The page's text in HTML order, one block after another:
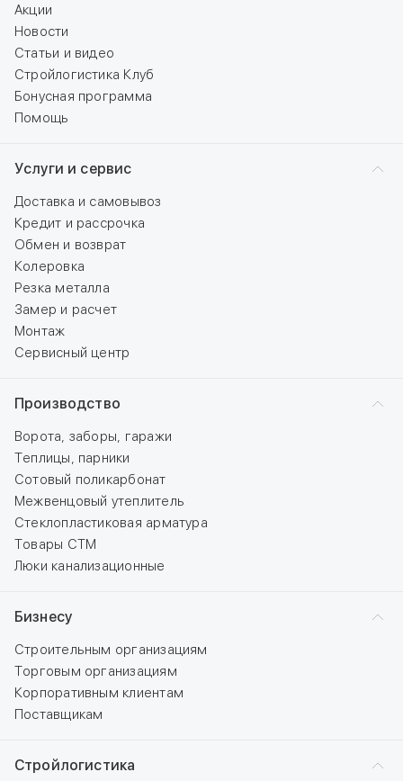
Акции
Новости
Статьи и видео
Стройлогистика Клуб
Бонусная программа
Помощь
Услуги и сервис
Доставка и самовывоз
Кредит и рассрочка
Обмен и возврат
Колеровка
Резка металла
Замер и расчет
Монтаж
Сервисный центр
Производство
Ворота, заборы, гаражи
Теплицы, парники
Сотовый поликарбонат
Межвенцовый утеплитель
Стеклопластиковая арматура
Товары СТМ
Люки канализационные
Бизнесу
Строительным организациям
Торговым организациям
Корпоративным клиентам
Поставщикам
Стройлогистика